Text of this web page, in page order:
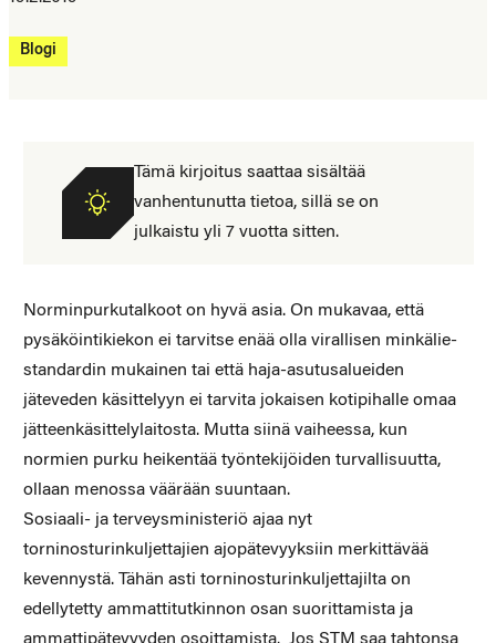
Blogi
Tämä kirjoitus saattaa sisältää
vanhentunutta tietoa, sillä se on
julkaistu yli 7 vuotta sitten.
Norminpurkutalkoot on hyvä asia. On mukavaa, että
pysäköintikiekon ei tarvitse enää olla virallisen minkälie-
standardin mukainen tai että haja-asutusalueiden
jäteveden käsittelyyn ei tarvita jokaisen kotipihalle omaa
jätteenkäsittelylaitosta. Mutta siinä vaiheessa, kun
normien purku heikentää työntekijöiden turvallisuutta,
ollaan menossa väärään suuntaan.
Sosiaali- ja terveysministeriö ajaa nyt
torninosturinkuljettajien ajopätevyyksiin merkittävää
kevennystä. Tähän asti torninosturinkuljettajilta on
edellytetty ammattitutkinnon osan suorittamista ja
ammattipätevyyden osoittamista. Jos STM saa tahtonsa